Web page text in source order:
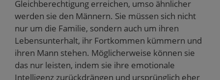
Gleichberechtigung erreichen, umso ähnlicher
werden sie den Männern. Sie müssen sich nicht
nur um die Familie, sondern auch um ihren
Lebensunterhalt, ihr Fortkommen kümmern und
ihren Mann stehen. Möglicherweise können sie
das nur leisten, indem sie ihre emotionale
Intelligenz zurückdrängen und ursprünglich eher